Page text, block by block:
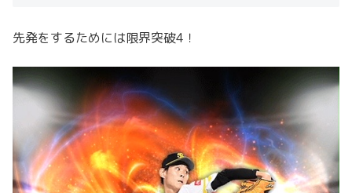
先発をするためには限界突破4！